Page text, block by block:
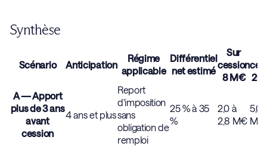
Synthèse
Scénario Anticipation
Régime
applicable
Différentiel
net estimé
Sur
cession
8 M€ 20
A — Apport
plus de 3 ans
avant
cession
4 ans et plus
Report
d'imposition
sans
obligation de
remploi
25 % à 35
%
2,0 à
2,8 M€
5,0
M€